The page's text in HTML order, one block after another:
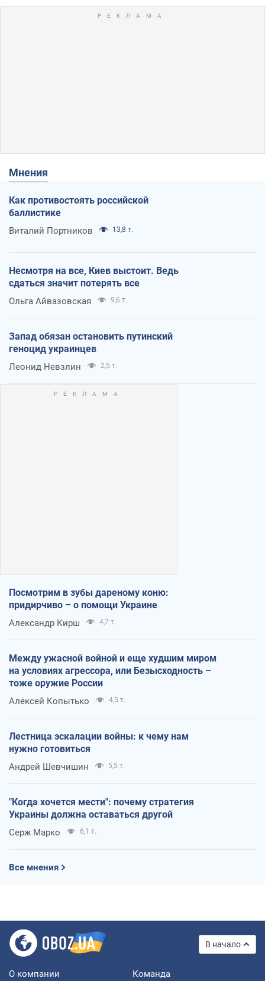
Мнения
Как противостоять российской
баллистике
Виталий Портников 13,8 т.
Несмотря на все, Киев выстоит. Ведь
сдаться значит потерять все
Ольга Айвазовская 9,6 т.
Запад обязан остановить путинский
геноцид украинцев
Леонид Невзлин 2,5 т.
Посмотрим в зубы дареному коню:
придирчиво – о помощи Украине
Александр Кирш 4,7 т.
Между ужасной войной и еще худшим миром
на условиях агрессора, или Безысходность –
тоже оружие России
Алексей Копытько 4,5 т.
Лестница эскалации войны: к чему нам
нужно готовиться
Андрей Шевчишин 5,5 т.
"Когда хочется мести": почему стратегия
Украины должна оставаться другой
Серж Марко 6,1 т.
Все мнения
В начало
О компании Команда